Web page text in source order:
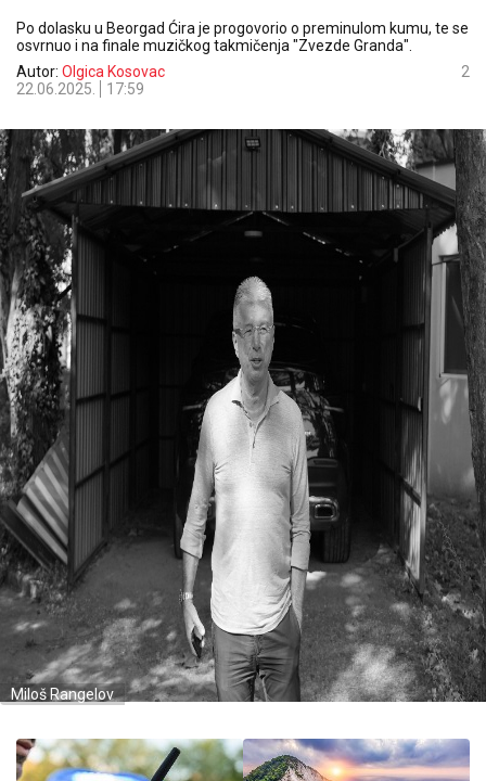
Po dolasku u Beorgad Ćira je progovorio o preminulom kumu, te se
osvrnuo i na finale muzičkog takmičenja "Zvezde Granda".
Autor: Olgica Kosovac
22.06.2025.
17:59
2
Miloš Rangelov